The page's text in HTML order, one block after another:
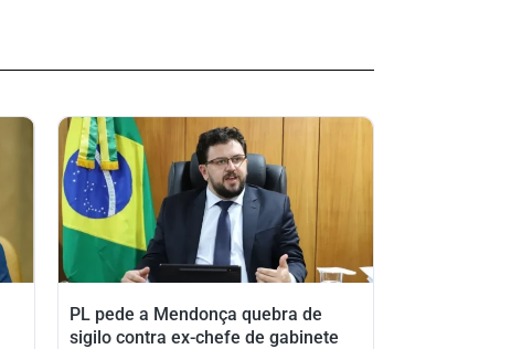
PL pede a Mendonça quebra de
sigilo contra ex-chefe de gabinete